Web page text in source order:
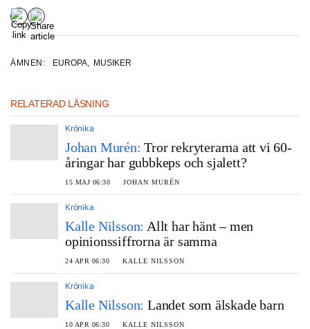
ÄMNEN: EUROPA, MUSIKER
RELATERAD LÄSNING
Krönika
Johan Murén: Tror rekryterarna att vi 60-
åringar har gubbkeps och sjalett?
15 MAJ 06:30 JOHAN MURÉN
Krönika
Kalle Nilsson: Allt har hänt – men
opinionssiffrorna är samma
24 APR 06:30 KALLE NILSSON
Krönika
Kalle Nilsson: Landet som älskade barn
10 APR 06:30 KALLE NILSSON